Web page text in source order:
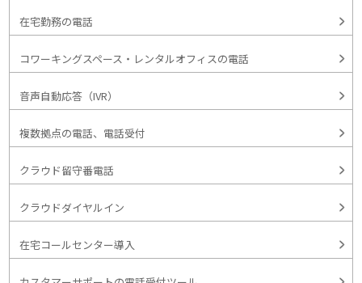
在宅勤務の電話
コワーキングスペース・レンタルオフィスの電話
音声自動応答（IVR）
複数拠点の電話、電話受付
クラウド留守番電話
クラウドダイヤルイン
在宅コールセンター導入